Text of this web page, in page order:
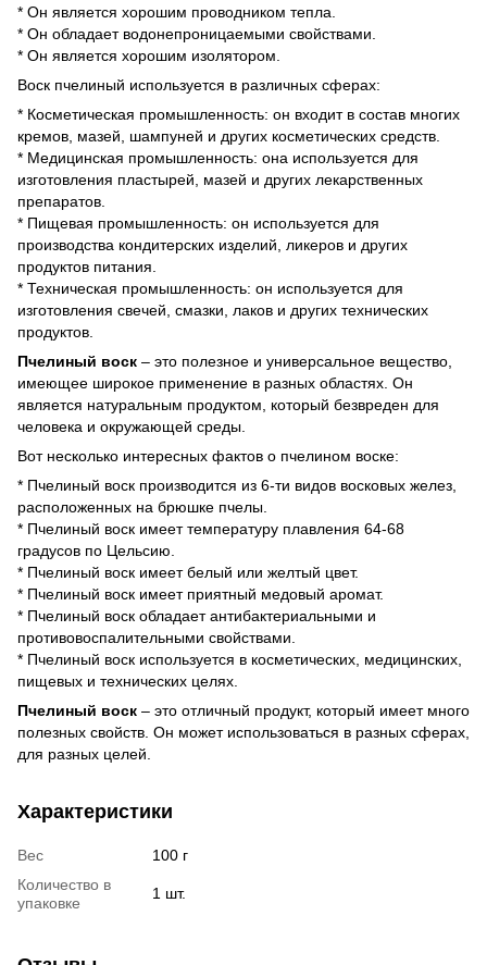
* Он является хорошим проводником тепла.
* Он обладает водонепроницаемыми свойствами.
* Он является хорошим изолятором.
Воск пчелиный используется в различных сферах:
* Косметическая промышленность: он входит в состав многих
кремов, мазей, шампуней и других косметических средств.
* Медицинская промышленность: она используется для
изготовления пластырей, мазей и других лекарственных
препаратов.
* Пищевая промышленность: он используется для
производства кондитерских изделий, ликеров и других
продуктов питания.
* Техническая промышленность: он используется для
изготовления свечей, смазки, лаков и других технических
продуктов.
Пчелиный воск – это полезное и универсальное вещество,
имеющее широкое применение в разных областях. Он
является натуральным продуктом, который безвреден для
человека и окружающей среды.
Вот несколько интересных фактов о пчелином воске:
* Пчелиный воск производится из 6-ти видов восковых желез,
расположенных на брюшке пчелы.
* Пчелиный воск имеет температуру плавления 64-68
градусов по Цельсию.
* Пчелиный воск имеет белый или желтый цвет.
* Пчелиный воск имеет приятный медовый аромат.
* Пчелиный воск обладает антибактериальными и
противовоспалительными свойствами.
* Пчелиный воск используется в косметических, медицинских,
пищевых и технических целях.
Пчелиный воск – это отличный продукт, который имеет много
полезных свойств. Он может использоваться в разных сферах,
для разных целей.
Характеристики
Вес
100 г
Количество в
упаковке
1 шт.